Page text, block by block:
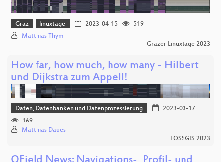
Graz linuxtage 2023-04-15
519
Matthias Thym
Grazer Linuxtage 2023
How far, how much, how many - Hilbert
und Dijkstra zum Appell!
Daten, Datenbanken und Datenprozessierung
2023-03-17
169
Matthias Daues
FOSSGIS 2023